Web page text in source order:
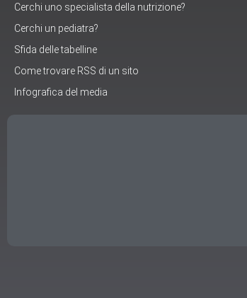
Cerchi uno specialista della nutrizione?
Cerchi un pediatra?
Sfida delle tabelline
Come trovare RSS di un sito
Infografica del media